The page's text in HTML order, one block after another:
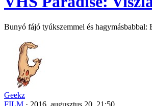
Bunyó fájó tyúkszemmel és
Geekz
FILM · 2016. augusztus 20. 21:50